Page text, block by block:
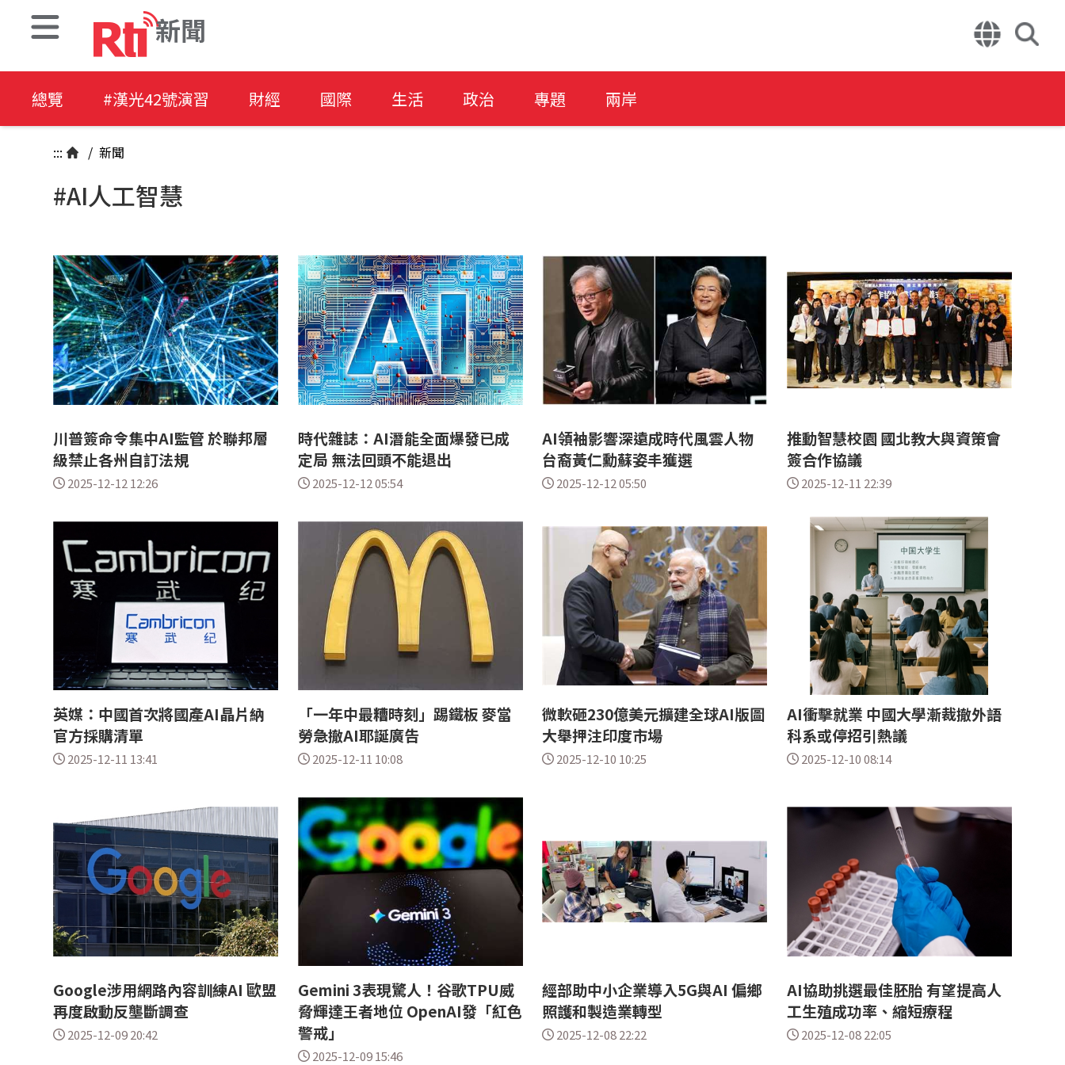
新聞
總覽 #漢光42號演習 財經 國際 生活 政治 專題 兩岸
::: / 新聞
#AI人工智慧
川普簽命令集中AI監管 於聯邦層
級禁止各州自訂法規
2025-12-12 12:26
時代雜誌：AI潛能全面爆發已成
定局 無法回頭不能退出
2025-12-12 05:54
AI領袖影響深遠成時代風雲人物
台裔黃仁勳蘇姿丰獲選
2025-12-12 05:50
推動智慧校園 國北教大與資策會
簽合作協議
2025-12-11 22:39
英媒：中國首次將國產AI晶片納
官方採購清單
2025-12-11 13:41
「一年中最糟時刻」踢鐵板 麥當
勞急撤AI耶誕廣告
2025-12-11 10:08
微軟砸230億美元擴建全球AI版圖
大舉押注印度市場
2025-12-10 10:25
AI衝擊就業 中國大學漸裁撤外語
科系或停招引熱議
2025-12-10 08:14
Google涉用網路內容訓練AI 歐盟
再度啟動反壟斷調查
2025-12-09 20:42
Gemini 3表現驚人！谷歌TPU威
脅輝達王者地位 OpenAI發「紅色
警戒」
2025-12-09 15:46
經部助中小企業導入5G與AI 偏鄉
照護和製造業轉型
2025-12-08 22:22
AI協助挑選最佳胚胎 有望提高人
工生殖成功率、縮短療程
2025-12-08 22:05